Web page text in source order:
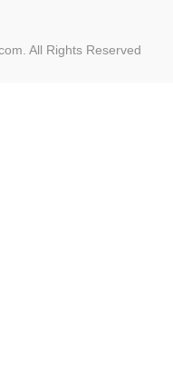
All Rights Reserved